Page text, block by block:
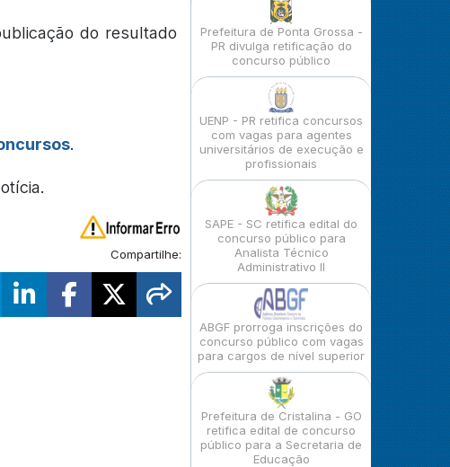
do resultado
.
Compartilhe:
Prefeitura de Ponta Grossa -
PR divulga retificação do
concurso público
UENP - PR retifica concursos
com vagas para agentes
universitários de execução e
profissionais
SAPE - SC retifica edital do
concurso público para
Analista Técnico
Administrativo II
ABGF prorroga inscrições do
concurso público com vagas
para cargos de nível superior
Prefeitura de Cristalina - GO
retifica edital de concurso
público para a Secretaria de
Educação